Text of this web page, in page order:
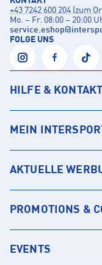
+43 7242 600 204 (zum
Mo. – Fr. 08:00 – 20:00
service.eshop@
FOLGE UNS
HILFE & KONTAKT
MEIN
AKTUELLE
PROMOTIONS &
EVENTS